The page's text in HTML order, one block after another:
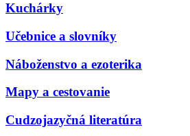
Kuchárky
Učebnice a slovníky
Náboženstvo a ezoterika
Mapy a cestovanie
Cudzojazyčná literatúra